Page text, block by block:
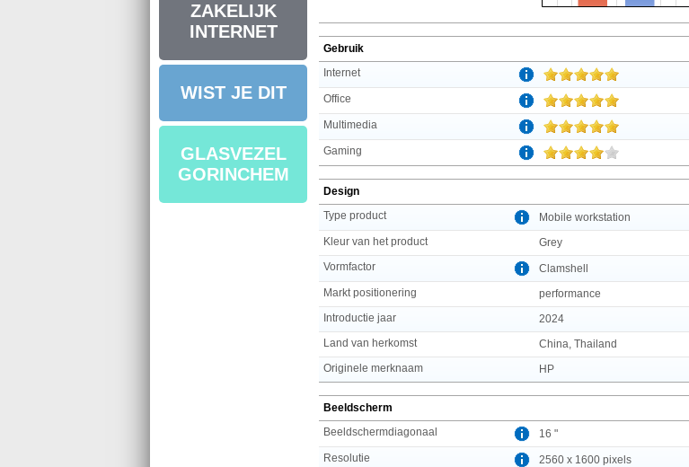
ZAKELIJK
INTERNET
WIST JE DIT
GLASVEZEL
GORINCHEM
Gebruik
Internet
Office
Multimedia
Gaming
Design
Type product
Mobile workstation
Kleur van het product
Grey
Vormfactor
Clamshell
Markt positionering
performance
Introductie jaar
2024
Land van herkomst
China, Thailand
Originele merknaam
HP
Beeldscherm
Beeldschermdiagonaal
16 "
Resolutie
2560 x 1600 pixels